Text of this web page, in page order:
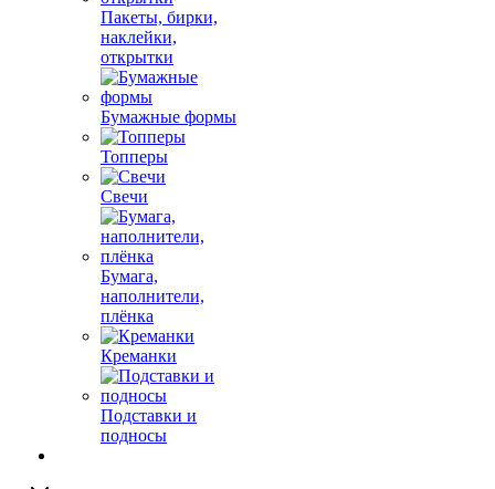
Пакеты, бирки,
наклейки,
открытки
Бумажные формы
Топперы
Свечи
Бумага,
наполнители,
плёнка
Креманки
Подставки и
подносы